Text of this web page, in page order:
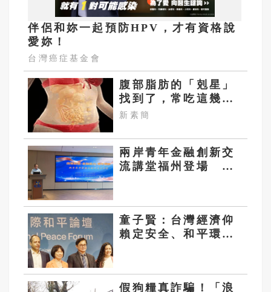
伴侶和妳一起預防HPV，才有資格說
愛妳！
台灣癌症基金會
腹部脂肪的「剋星」
找到了，常吃這幾
物，吃走大肚囊，瘦
新素簡
兩岸青年金融創新交
流講堂福州登場 聚
童子賢：台灣經濟仰
賴定安全、和平環境
假狗糧真詐騙！「浪